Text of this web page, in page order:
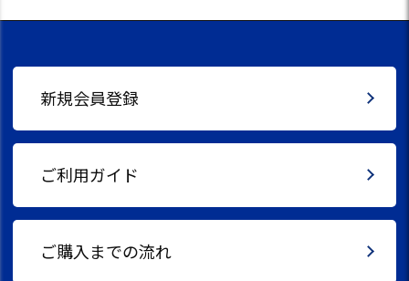
新規会員登録
ご利用ガイド
ご購入までの流れ